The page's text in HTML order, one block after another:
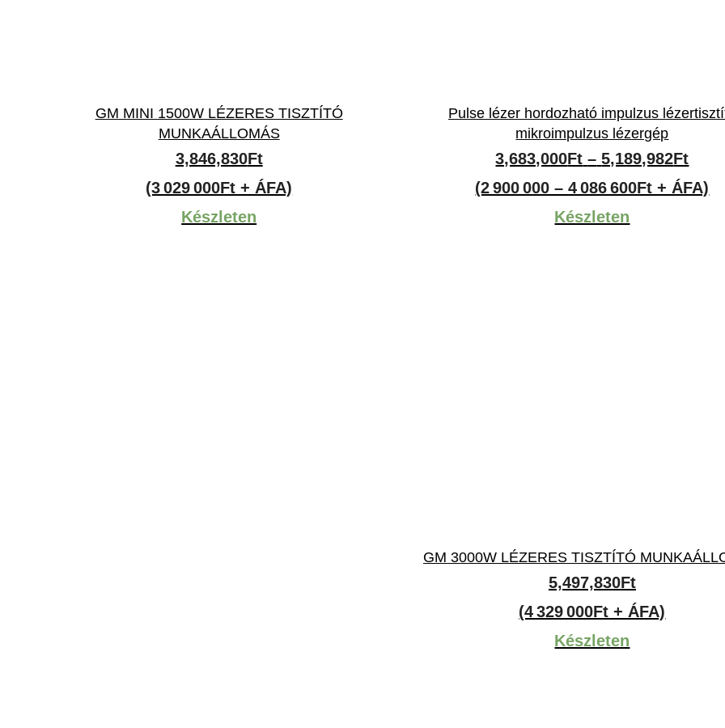
GM MINI 1500W LÉZERES TISZTÍTÓ
MUNKAÁLLOMÁS
3,846,830Ft
(3 029 000Ft + ÁFA)
Készleten
Pulse lézer hordozható impulzus
mikroimpulzus lézergép
3,683,000Ft – 5,189,982Ft
(2 900 000 – 4 086 600Ft + ÁFA)
Készleten
GM 3000W LÉZERES TISZTÍTÓ
5,497,830Ft
(4 329 000Ft + ÁFA)
Készleten